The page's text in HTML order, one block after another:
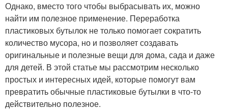
Однако, вместо того чтобы выбрасывать их, можно
найти им полезное применение. Переработка
пластиковых бутылок не только помогает сократить
количество мусора, но и позволяет создавать
оригинальные и полезные вещи для дома, сада и даже
для детей. В этой статье мы рассмотрим несколько
простых и интересных идей, которые помогут вам
превратить обычные пластиковые бутылки в что-то
действительно полезное.